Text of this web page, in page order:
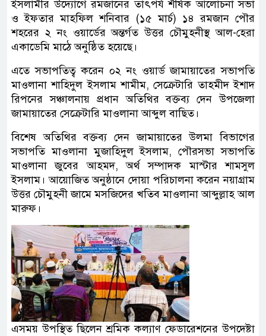
ইসলামীর উদ্যোগে রমজানের তাৎপর্য শীর্ষক আলোচনা সভা
ও ইফতার মাহফিল শনিবার (১৫ মার্চ) ১৪ রমজান পৌর
শহরের ২ নং ওয়ার্ডের অন্তর্গত উত্তর চৌমুহনীস্থ আল-হেরা
একাডেমি মাঠে অনুষ্ঠিত হয়েছে।
এতে সভাপতিত্ব করেন ০২ নং ওয়ার্ড জামায়াতের সভাপতি
মাওলানা শাহিদুল ইসলাম শামীম, সেক্রেটারি তাহমীদ ইশাদ
রিপনের সঞ্চালনায় প্রধান অতিথির বক্তব্য দেন উপজেলা
জামায়াতের সেক্রেটারি মাওলানা আব্দুল বাছিত।
বিশেষ অতিথির বক্তব্য দেন জামায়াতের উলমা বিভাগের
সভাপতি মাওলানা মুজাহিদুল ইসলাম, পৌরসভা সভাপতি
মাওলানা জুবের আহমদ, অর্থ সম্পাদক মাস্টার শামসুল
ইসলাম। আয়োজিত অনুষ্ঠানে দোয়া পরিচালনা করেন নয়াগ্রাম
উত্তর চৌমুহনী জামে মসজিদের খতিব মাওলানা আব্দুল্লাহ আল
মারুফ।
এসময় উপস্থিত ছিলেন শ্রমিক কল্যাণ ফেডারেশনের উপদেষ্টা